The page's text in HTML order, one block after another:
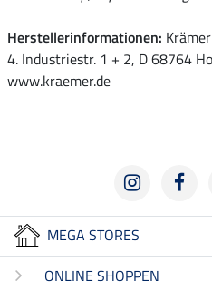
Herstellerinformationen:
4. Industriestr. 1 + 2, D 68764
www.kraemer.de
MEGA STORES
ONLINE SHOPPEN